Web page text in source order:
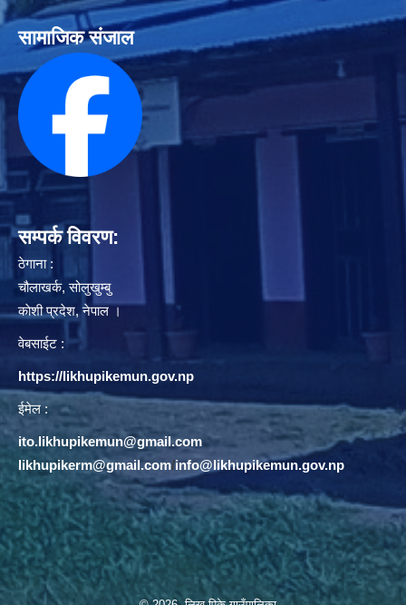
सामाजिक संजाल
सम्पर्क विवरण:
ठेगाना :
चौलाखर्क, सोलुखुम्बु
काेशी प्रदेश, नेपाल ।
वेबसाईट :
https://likhupikemun.gov.np
ईमेल :
ito.likhupikemun@gmail.com
likhupikerm@gmail.com/info@likhupikemun.gov.np